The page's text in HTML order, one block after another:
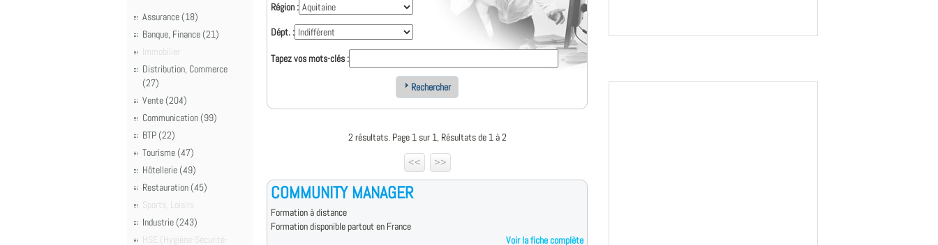
Assurance (18)
Banque, Finance (21)
Immobilier
Distribution, Commerce
(27)
Vente (204)
Communication (99)
BTP (22)
Tourisme (47)
Hôtellerie (49)
Restauration (45)
Sports, Loisirs
Industrie (243)
HSE (Hygiène-Sécurité-
Région :
Dépt. :
Tapez vos mots-clés :
Rechercher
2 résultats. Page 1 sur 1, Résultats de 1 à 2
<<
>>
COMMUNITY MANAGER
Formation à distance
Formation disponible partout en France
Voir la fiche complète